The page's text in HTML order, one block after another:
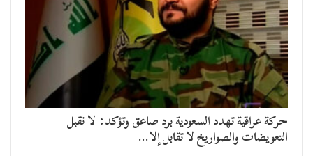
حركة عراقية تهدد السعودية برد صاعق وتؤكد: لا نقبل
التعويضات والصواريخ لا تقابل إلا…